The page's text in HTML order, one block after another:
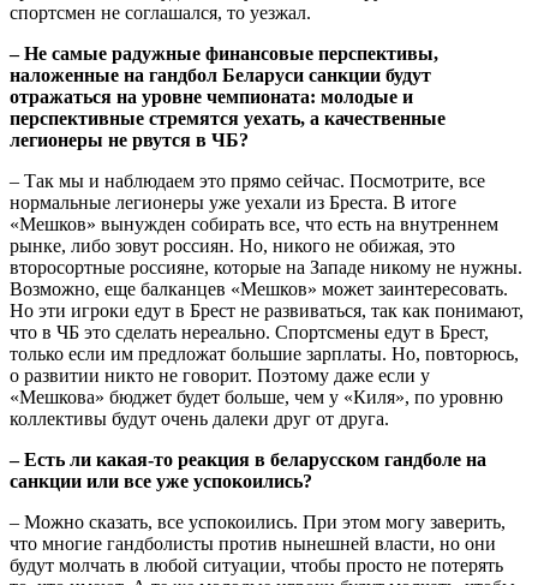
спортсмен не соглашался, то уезжал.
– Не самые радужные финансовые перспективы,
наложенные на гандбол Беларуси санкции будут
отражаться на уровне чемпионата: молодые и
перспективные стремятся уехать, а качественные
легионеры не рвутся в ЧБ?
– Так мы и наблюдаем это прямо сейчас. Посмотрите, все
нормальные легионеры уже уехали из Бреста. В итоге
«Мешков» вынужден собирать все, что есть на внутреннем
рынке, либо зовут россиян. Но, никого не обижая, это
второсортные россияне, которые на Западе никому не нужны.
Возможно, еще балканцев «Мешков» может заинтересовать.
Но эти игроки едут в Брест не развиваться, так как понимают,
что в ЧБ это сделать нереально. Спортсмены едут в Брест,
только если им предложат большие зарплаты. Но, повторюсь,
о развитии никто не говорит. Поэтому даже если у
«Мешкова» бюджет будет больше, чем у «Киля», по уровню
коллективы будут очень далеки друг от друга.
– Есть ли какая-то реакция в беларусском гандболе на
санкции или все уже успокоились?
– Можно сказать, все успокоились. При этом могу заверить,
что многие гандболисты против нынешней власти, но они
будут молчать в любой ситуации, чтобы просто не потерять